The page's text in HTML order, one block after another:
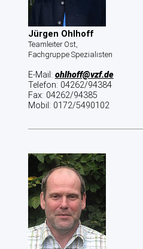
Jürgen Ohlhoff
Teamleiter Ost,
Fachgruppe Spezialisten
E-Mail: ohlhoff@vzf.de
Telefon: 04262/94384
Fax: 04262/94385
Mobil: 0172/5490102